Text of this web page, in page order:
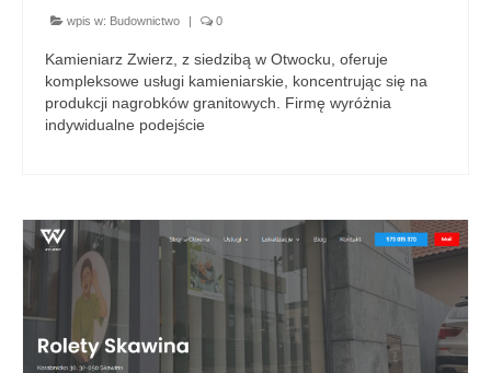
wpis w: Budownictwo 0
Kamieniarz Zwierz, z siedzibą w Otwocku, oferuje
kompleksowe usługi kamieniarskie, koncentrując się na
produkcji nagrobków granitowych. Firmę wyróżnia
indywidualne podejście